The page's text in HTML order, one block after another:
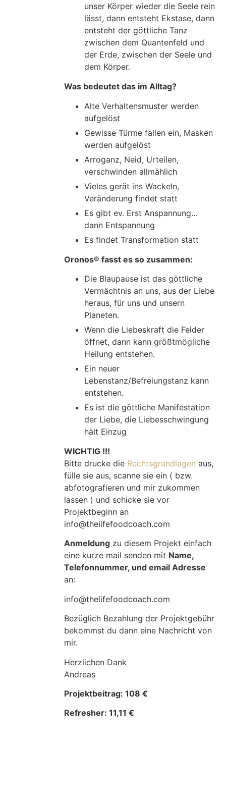
unser Körper wieder die Seele rein
lässt, dann entsteht Ekstase, dann
entsteht der göttliche Tanz
zwischen dem Quantenfeld und
der Erde, zwischen der Seele und
dem Körper.
Was bedeutet das im Alltag?
Alte Verhaltensmuster werden
aufgelöst
Gewisse Türme fallen ein, Masken
werden aufgelöst
Arroganz, Neid, Urteilen,
verschwinden allmählich
Vieles gerät ins Wackeln,
Veränderung findet statt
Es gibt ev. Erst Anspannung…
dann Entspannung
Es findet Transformation statt
Oronos® fasst es so zusammen:
Die Blaupause ist das göttliche
Vermächtnis an uns, aus der Liebe
heraus, für uns und unsern
Planeten.
Wenn die Liebeskraft die Felder
öffnet, dann kann größtmögliche
Heilung entstehen.
Ein neuer
Lebenstanz/Befreiungstanz kann
entstehen.
Es ist die göttliche Manifestation
der Liebe, die Liebesschwingung
hält Einzug
WICHTIG !!!
Bitte drucke die Rechtsgrundlagen aus,
fülle sie aus, scanne sie ein ( bzw.
abfotografieren und mir zukommen
lassen ) und schicke sie vor
Projektbeginn an
info@thelifefoodcoach.com
Anmeldung zu diesem Projekt einfach
eine kurze mail senden mit Name,
Telefonnummer, und email Adresse
an:
info@thelifefoodcoach.com
Bezüglich Bezahlung der Projektgebühr
bekommst du dann eine Nachricht von
mir.
Herzlichen Dank
Andreas
Projektbeitrag: 108 €
Refresher: 11,11 €